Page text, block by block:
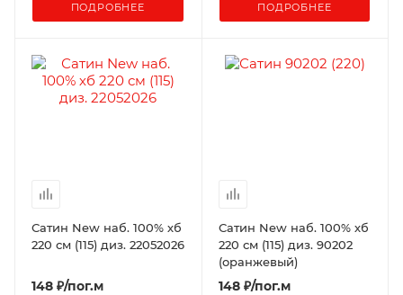
ПОДРОБНЕЕ ПОДРОБНЕЕ
Сатин New наб. 100% хб
220 см (115) диз. 22052026
148 ₽/пог.м
Сатин New наб. 100% хб
220 см (115) диз. 90202
(оранжевый)
148₽/пог.м